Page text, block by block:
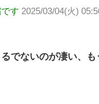
す 2025/03/04(火)
でないのが凄い、も